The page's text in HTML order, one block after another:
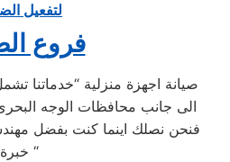
لتفعيل
فروع
صيانة اجهزة منزلية “خدماتنا
الى جانب محافظات الوجه
فنحن نصلك اينما كنت بفضل
خبرة “